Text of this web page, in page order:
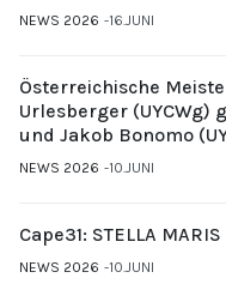
NEWS 2026 16.JUNI
Österreichische
Urlesberger (UYCWg)
und Jakob Bonomo
Gubi (UYCMo)
NEWS 2026 10.JUNI
Cape31: STELLA
NEWS 2026 10.JUNI